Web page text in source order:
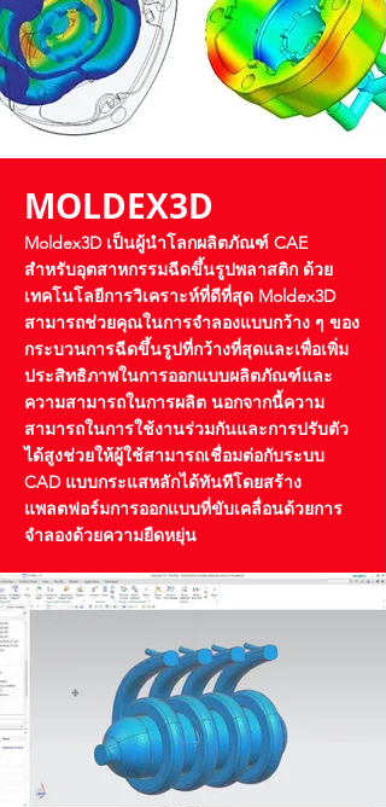
MOLDEX3D
Moldex3D เป็นผู้นำโลกผลิตภัณฑ์ CAE
สำหรับอุตสาหกรรมฉีดขึ้นรูปพลาสติก ด้วย
เทคโนโลยีการวิเคราะห์ที่ดีที่สุด Moldex3D
สามารถช่วยคุณในการจำลองแบบกว้าง ๆ ของ
กระบวนการฉีดขึ้นรูปที่กว้างที่สุดและเพื่อเพิ่ม
ประสิทธิภาพในการออกแบบผลิตภัณฑ์และ
ความสามารถในการผลิต นอกจากนี้ความ
สามารถในการใช้งานร่วมกันและการปรับตัว
ได้สูงช่วยให้ผู้ใช้สามารถเชื่อมต่อกับระบบ
CAD แบบกระแสหลักได้ทันทีโดยสร้าง
แพลตฟอร์มการออกแบบที่ขับเคลื่อนด้วยการ
จำลองด้วยความยืดหยุ่น